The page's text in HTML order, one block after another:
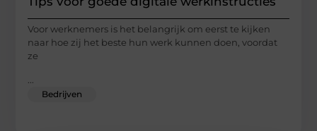
Voor werknemers is het belangrijk om eerst te kijken
naar hoe zij het beste hun werk kunnen doen, voordat
ze
Bedrijven